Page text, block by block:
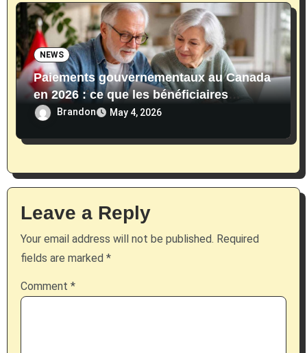
NEWS
Paiements gouvernementaux au Canada
en 2026 : ce que les bénéficiaires
reçoivent actuellement
Brandon May 4, 2026
Leave a Reply
Your email address will not be published. Required
fields are marked *
Comment *